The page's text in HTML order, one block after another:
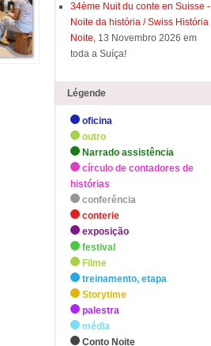
34ème Nuit du conte en Suisse -
Noite da história / Swiss História
Noite, 13 Novembro 2026 em
toda a Suíça!
Légende
oficina
outro
Narrado assistência
círculo de contadores de
histórias
conferência
conterie
exposição
festival
Filme
treinamento, etapa
Storytime
palestra
média
Conto Noite